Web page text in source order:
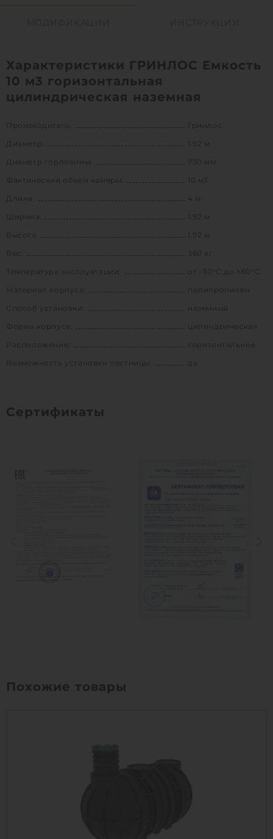
Характеристики ГРИНЛОС Емкость
10 м3 горизонтальная
цилиндрическая наземная
Производитель:
Гринлос
Диаметр:
1.92 м
Диаметр горловины:
730 мм
Фактический объем камеры:
10 м3
Длина:
4 м
Ширина:
1.92 м
Высота:
1.92 м
360 кг
Температура эксплуатации:
от -30°C до +60°C
Материал корпуса:
полипропилен
Способ установки:
наземный
Форма корпуса:
цилиндрическая
Расположение:
горизонтальное
Возможность установки лестницы:
да
Сертификаты
Похожие товары